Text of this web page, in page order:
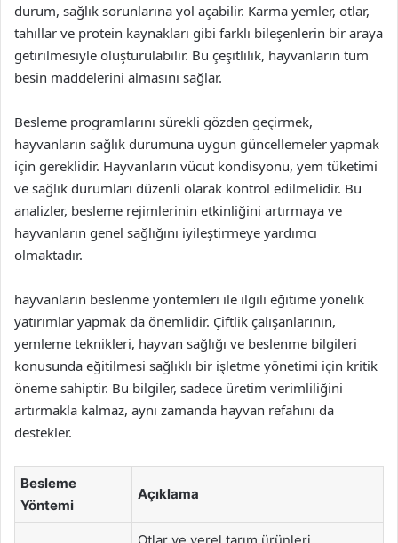
durum, sağlık sorunlarına yol açabilir. Karma yemler, otlar,
tahıllar ve protein kaynakları gibi farklı bileşenlerin bir araya
getirilmesiyle oluşturulabilir. Bu çeşitlilik, hayvanların tüm
besin maddelerini almasını sağlar.
Besleme programlarını sürekli gözden geçirmek,
hayvanların sağlık durumuna uygun güncellemeler yapmak
için gereklidir. Hayvanların vücut kondisyonu, yem tüketimi
ve sağlık durumları düzenli olarak kontrol edilmelidir. Bu
analizler, besleme rejimlerinin etkinliğini artırmaya ve
hayvanların genel sağlığını iyileştirmeye yardımcı
olmaktadır.
hayvanların beslenme yöntemleri ile ilgili eğitime yönelik
yatırımlar yapmak da önemlidir. Çiftlik çalışanlarının,
yemleme teknikleri, hayvan sağlığı ve beslenme bilgileri
konusunda eğitilmesi sağlıklı bir işletme yönetimi için kritik
öneme sahiptir. Bu bilgiler, sadece üretim verimliliğini
artırmakla kalmaz, aynı zamanda hayvan refahını da
destekler.
Besleme
Yöntemi
Açıklama